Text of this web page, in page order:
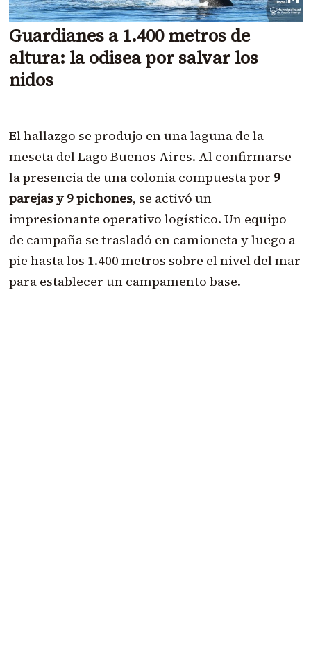
Guardianes a 1.400 metros de
altura: la odisea por salvar los
nidos
El hallazgo se produjo en una laguna de la
meseta del Lago Buenos Aires. Al confirmarse
la presencia de una colonia compuesta por 9
parejas y 9 pichones, se activó un
impresionante operativo logístico. Un equipo
de campaña se trasladó en camioneta y luego a
pie hasta los 1.400 metros sobre el nivel del mar
para establecer un campamento base.